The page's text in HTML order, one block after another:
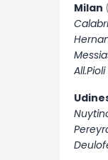
Milan
All.Pioli